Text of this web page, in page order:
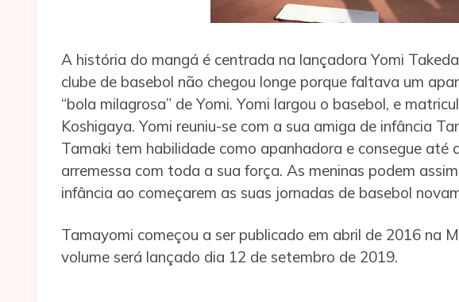
A história do mangá é centrada na lançadora Yomi
clube de basebol não chegou longe porque faltava um
“bola milagrosa” de Yomi. Yomi largou o basebol, e
Koshigaya. Yomi reuniu-se com a sua amiga de infância
Tamaki tem habilidade como apanhadora e consegue até
arremessa com toda a sua força. As meninas podem
infância ao começarem as suas jornadas de basebol
Tamayomi começou a ser publicado em abril de 2016 na
volume será lançado dia 12 de setembro de 2019.